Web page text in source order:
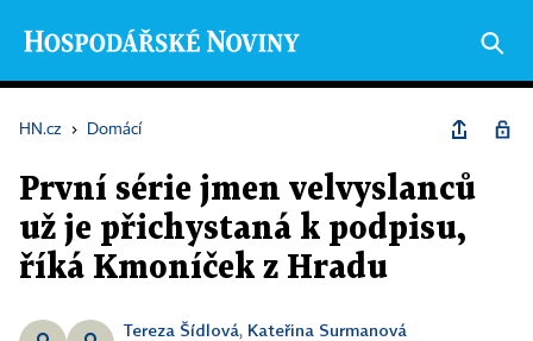
HN.cz › Domácí
První série jmen velvyslanců
už je přichystaná k podpisu,
říká Kmoníček z Hradu
Tereza Šídlová, Kateřina Surmanová